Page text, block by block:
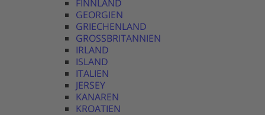
FINNLAND
GEORGIEN
GRIECHENLAND
GROSSBRITANNIEN
IRLAND
ISLAND
ITALIEN
JERSEY
KANAREN
KROATIEN